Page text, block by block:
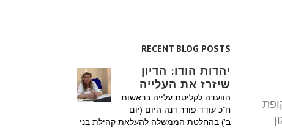
RECENT BLOG POSTS
יהדות הודו: הדיון
שיזרז את העלייה
הוועדה לקליטת עלייה בראשות
ח"כ עודד פורר דנה היום (יום
ב') בהחלטת הממשלה להעלאת קהילת בני